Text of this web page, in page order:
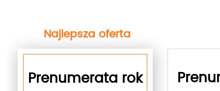
Najlepsza oferta
Prenumerata rok